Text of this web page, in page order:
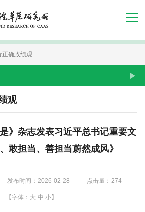
首
织
新
正确政绩观
观
》杂志发表习近平总书记重要文
敢担当、善担当蔚然成风》
发布时间：2026-02-28 点击量： 274
【字体： 大 中 小】